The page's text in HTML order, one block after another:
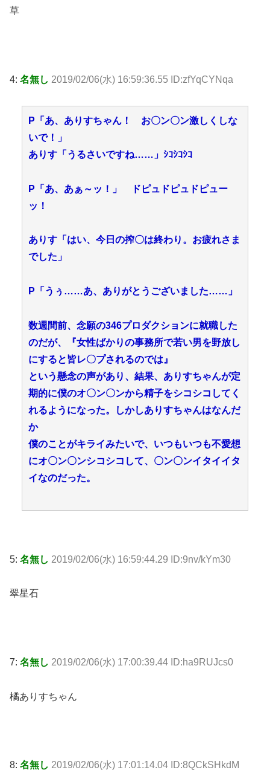
草
4: 名無し 2019/02/06(水) 16:59:36.55 ID:zfYqCYNqa
P「あ、ありすちゃん！ お〇ン〇ン激しくしな
いで！」
ありす「うるさいですね……」ｼｺｼｺｼｺ
P「あ、あぁ～ッ！」 ドピュドピュドピュー
ッ！
ありす「はい、今日の搾〇は終わり。お疲れさま
でした」
P「うぅ……あ、ありがとうございました……」
数週間前、念願の346プロダクションに就職した
のだが、『女性ばかりの事務所で若い男を野放し
にすると皆レ〇プされるのでは』
という懸念の声があり、結果、ありすちゃんが定
期的に僕のオ〇ン〇ンから精子をシコシコしてく
れるようになった。しかしありすちゃんはなんだ
か
僕のことがキライみたいで、いつもいつも不愛想
にオ〇ン〇ンシコシコして、〇ン〇ンイタイイタ
イなのだった。
5: 名無し 2019/02/06(水) 16:59:44.29 ID:9nv/kYm30
翠星石
7: 名無し 2019/02/06(水) 17:00:39.44 ID:ha9RUJcs0
橘ありすちゃん
8: 名無し 2019/02/06(水) 17:01:14.04 ID:8QCkSHkdM